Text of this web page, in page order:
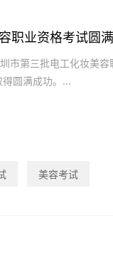
职业资格考试圆
市第三批电工化妆美
圆满成功。...
美容考试